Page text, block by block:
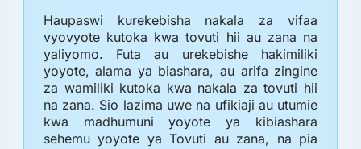
Haupaswi kurekebisha nakala za vifaa
vyovyote kutoka kwa tovuti hii au zana na
yaliyomo. Futa au urekebishe hakimiliki
yoyote, alama ya biashara, au arifa zingine
za wamiliki kutoka kwa nakala za tovuti hii
na zana. Sio lazima uwe na ufikiaji au utumie
kwa madhumuni yoyote ya kibiashara
sehemu yoyote ya Tovuti au zana, na pia